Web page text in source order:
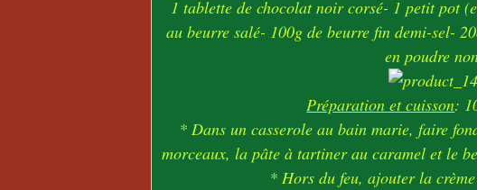
1 tablette de chocolat noir corsé- 1 petit pot
au beurre salé- 100g de beurre fin demi-sel-
en poudre
Préparation et cuisson:
* Dans un casserole au bain marie, faire
morceaux, la pâte à tartiner au caramel et le
* Hors du feu, ajouter la